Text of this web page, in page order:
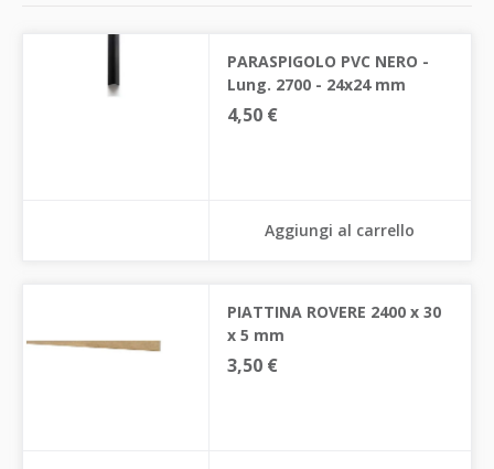
PARASPIGOLO PVC NERO -
Lung. 2700 - 24x24 mm
4,50 €
Aggiungi al carrello
PIATTINA ROVERE 2400 x 30
x 5 mm
3,50 €